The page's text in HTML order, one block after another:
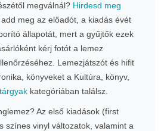
megválnál? Hirdesd meg
meg az előadót, a kiadás évét
állapotát, mert a gyűjtők ezek
kérj fotót a lemez
Lemezjátszót és hifit
könyveket a Kultúra, könyv,
kategóriában találsz.
Az első kiadások (first
színes vinyl változatok, valamint a